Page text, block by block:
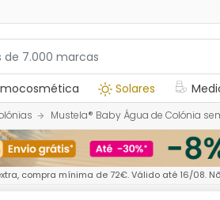
Solares
Mustela® Baby Água de Colónia
compra mínima de 72€. Válido até 16/08.